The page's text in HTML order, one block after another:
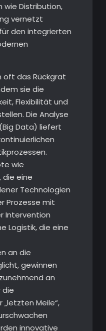
wie Distribution,
vernetzt
den integrierten
oft das Rückgrat
sie die
Flexibilität und
Die Analyse
Data) liefert
wie
die eine
Technologien
Prozesse mit
Intervention
Logistik, die eine
an die
gewinnen
an
die
Meile“,
innovative